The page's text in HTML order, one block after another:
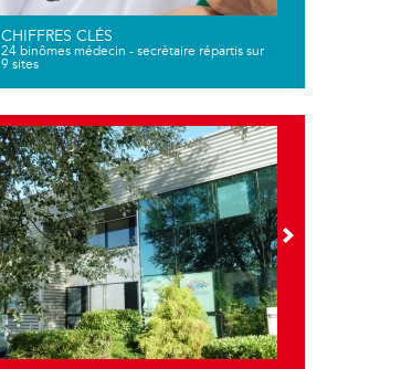
CHIFFRES CLÉS
24 binômes médecin - secrétaire répartis sur
9 sites